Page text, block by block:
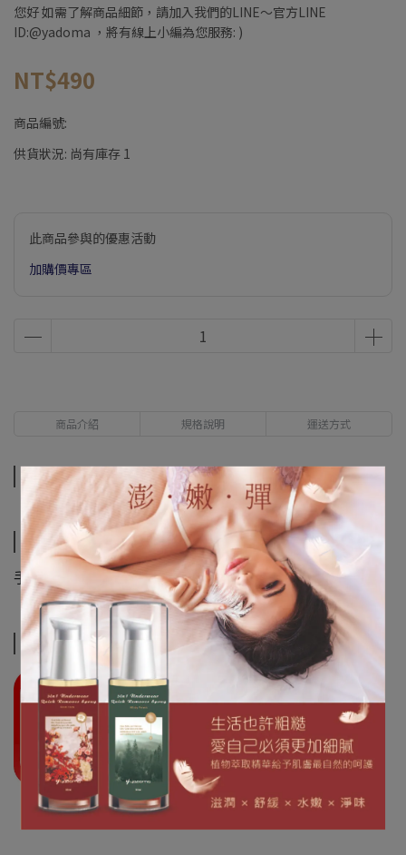
您好 如需了解商品細節，請加入我們的LINE～官方LINE
ID:@yadoma ，將有線上小編為您服務: )
NT$490
商品編號:
供貨狀況: 尚有庫存 1
此商品參與的優惠活動
加購價專區
商品介紹 規格說明 運送方式
商品介紹
規格說明
手圍約16CM+
運送方式